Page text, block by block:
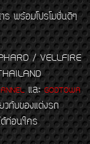
ร พร้อมโปรโมชั่นดีๆ
/ VELLFIRE
และGODTOWA
วกับของแต่งรถ
ก่อนใคร